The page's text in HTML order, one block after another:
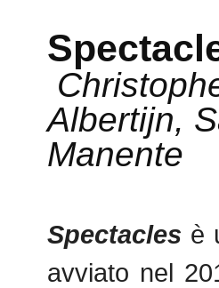
Albertijn,
Manente
Spectacles è
avviato nel